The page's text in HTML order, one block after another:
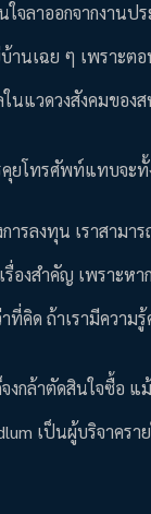
จลาออกจากงานป
นเฉย ๆ เพราะ
นแวดวงสังคมขอ
คุยโทรศัพท์แทบจะ
การลงทุน เราสาม
องสำคัญ เพราะ
าที่คิด ถ้าเรามีคว
งกล้าตัดสินใจซื้อ แ
เป็นผู้บริจาครา